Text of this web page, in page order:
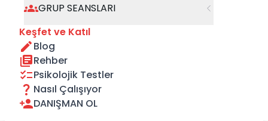
GRUP SEANSLARI
Keşfet ve Katıl
Blog
Rehber
Psikolojik Testler
Nasıl Çalışıyor
DANIŞMAN OL
sağlayın. Uzman koçlardan destek alın.
Filtrele
Zehra Sertoğlu
Akran Zorbalığı